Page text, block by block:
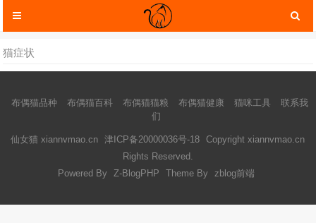
猫症状
布偶猫品种 布偶猫百科 布偶猫猫粮 布偶猫健康 猫咪工具
联系我
们
仙女猫 xiannvmao.cn 津ICP备20000036号-18 Copyright xiannvmao.cn
Rights Reserved.
Powered By
Z-BlogPHP Theme By zblog前端